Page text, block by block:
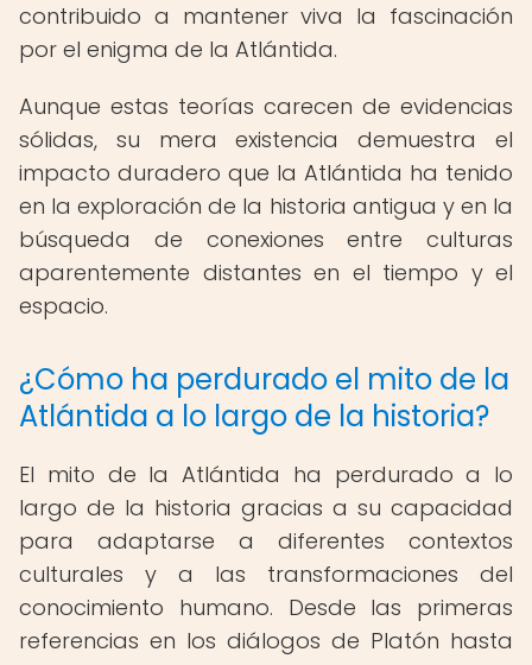
contribuido a mantener viva la fascinación
por el enigma de la Atlántida.
Aunque estas teorías carecen de evidencias
sólidas, su mera existencia demuestra el
impacto duradero que la Atlántida ha tenido
en la exploración de la historia antigua y en la
búsqueda de conexiones entre culturas
aparentemente distantes en el tiempo y el
espacio.
¿Cómo ha perdurado el mito de la
Atlántida a lo largo de la historia?
El mito de la Atlántida ha perdurado a lo
largo de la historia gracias a su capacidad
para adaptarse a diferentes contextos
culturales y a las transformaciones del
conocimiento humano. Desde las primeras
referencias en los diálogos de Platón hasta